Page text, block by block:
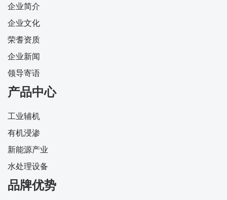
企业简介
企业文化
荣耆资质
企业新闻
领导寄语
产品中心
工业辅机
有机浸渗
新能源产业
水处理设备
品牌优势